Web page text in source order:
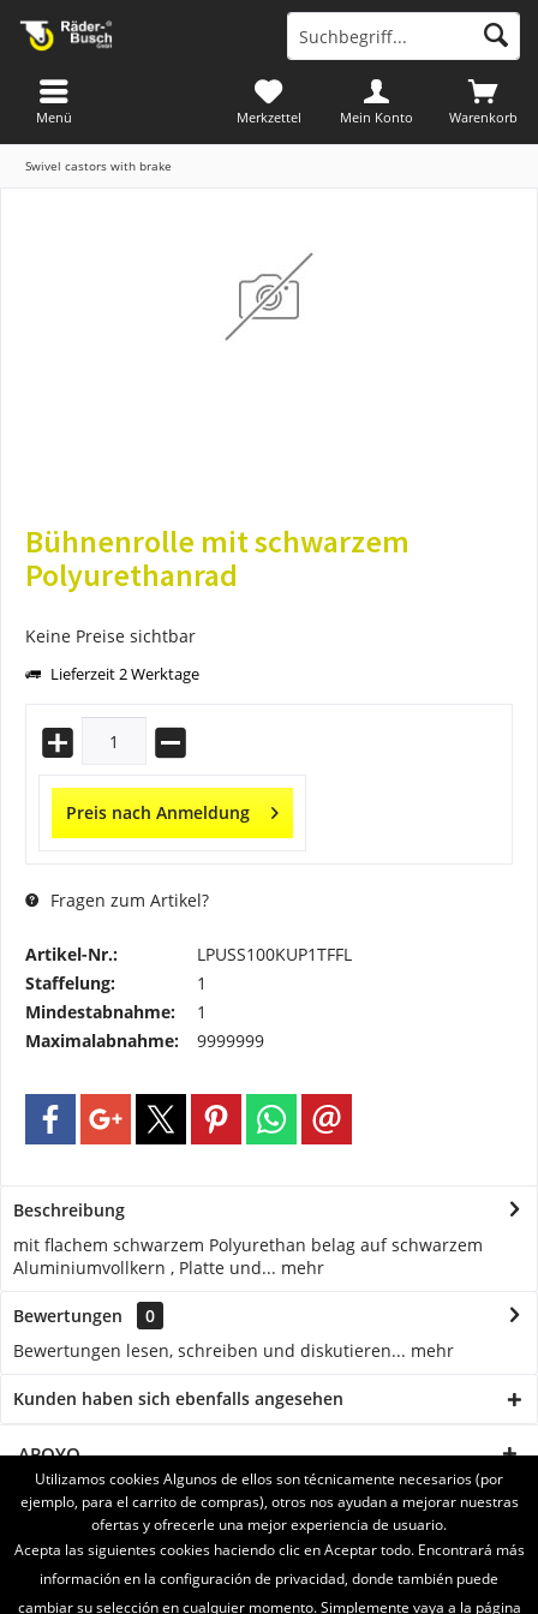
Warenkorb
Merkzettel Mein Konto
Menü
Swivel castors with brake
Bühnenrolle mit schwarzem
Polyurethanrad
Keine Preise sichtbar
Lieferzeit 2 Werktage
Preis nach Anmeldung
Fragen zum Artikel?
Artikel-Nr.:
LPUSS100KUP1TFFL
Staffelung:
1
Mindestabnahme:
1
Maximalabnahme:
9999999
Beschreibung
mit flachem schwarzem Polyurethan belag auf schwarzem
Aluminiumvollkern , Platte und... mehr
Bewertungen
0
Bewertungen lesen, schreiben und diskutieren... mehr
Kunden haben sich ebenfalls angesehen
APOYO
SERVICE
INFORMATIONEN
Utilizamos cookies Algunos de ellos son técnicamente necesarios (por
ejemplo, para el carrito de compras), otros nos ayudan a mejorar nuestras
ofertas y ofrecerle una mejor experiencia de usuario.
Acepta las siguientes cookies haciendo clic en Aceptar todo. Encontrará más
información en la configuración de privacidad, donde también puede
cambiar su selección en cualquier momento. Simplemente vaya a la página